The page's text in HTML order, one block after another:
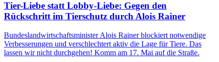
Tier-Liebe statt Lobby-Liebe: Gegen den
Rückschritt im Tierschutz durch Alois Rainer
Bundeslandwirtschaftsminister Alois Rainer blockiert notwendige
Verbesserungen und verschlechtert aktiv die Lage für Tiere. Das
lassen wir nicht durchgehen! Komm am 17. Mai auf die Straße.